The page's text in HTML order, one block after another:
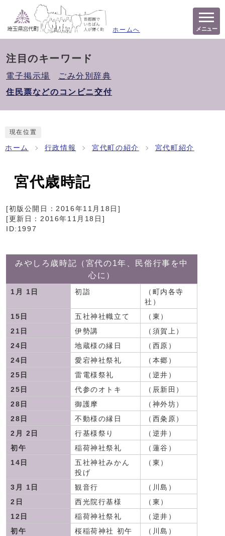
ホームへ メニュー
注目のキーワード
電子掲示場
ごみ分別辞典
住民票などのコンビニ交付
現在位置
ホーム 行政情報 宮代町の紹介 宮代町紹介
宮代歳時記
[初版公開日：2016年11月18日 ]
[更新日： 2016年11月18日 ]
ID:1997
みやしろ歳時記（宮代の1年、民俗行事を中
心に）
1月 1日 初詣
（町内各寺
社）
15日
五社神社幟立て
（東）
21日
伊勢講
（須賀上）
24日
地蔵様の縁日
（西原）
24日
愛宕神社祭礼
（本郷）
25日
雷電様祭礼
（逆井）
25日
代参のオトキ
（辰新田）
28日
御護摩
（神外坊）
28日
不動様の縁日
（西粂原）
2月 2日
行基様祭り
（逆井）
初午
稲荷神社祭礼
（蓮谷）
14日
五社神社みかん
投げ
（東）
3月 1日 観音行
（川島）
2日
西光院行基様
（東）
12日
稲荷神社祭礼
（逆井）
初午
桜稲荷神社 初午
（川島）